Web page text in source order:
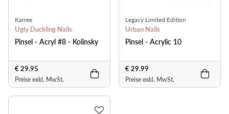
Karree
Ugly Duckling Nails
Pinsel - Acryl #8 - Kolinsky
€ 29.95
Preise exkl. MwSt.
Legacy Limited Edition
Urban Nails
Pinsel - Acrylic 10
€ 29.99
Preise exkl. MwSt.